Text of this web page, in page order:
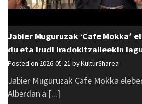
Jabier Muguruzak ‘Cafe Mokka’
du eta irudi iradokitzaileekin
Posted on 2026-05-21 byKulturSharea
Jabier Muguruzak Cafe Mokka
Alberdania [...]